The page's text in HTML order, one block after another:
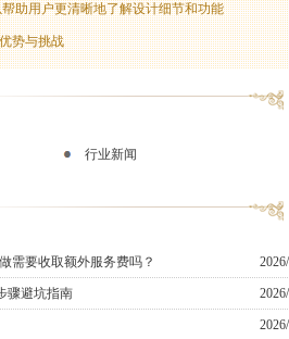
助用户更清晰地了解设计细节和功能
势与挑战
行业新闻
需要收取额外服务费吗？
骤避坑指南